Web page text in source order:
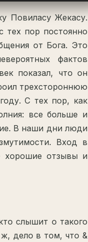
Повиласу Жекасу.
тех пор постоянно
от Бога. Это
фактов
показал, что он
трехстороннюю
С тех пор, как
все больше и
В наши дни люди
Вход в
хорошие отзывы и
слышит о такого
дело в том, что &